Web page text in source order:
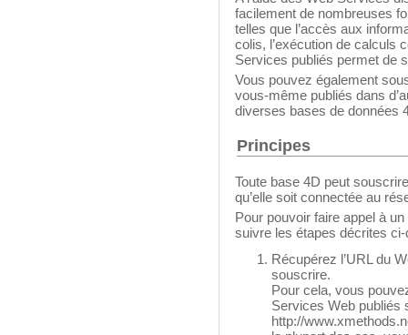
facilement de nombreuses
telles que l’accès aux
colis, l’exécution de calculs
Services publiés permet de
Vous pouvez également
vous-même publiés dans
diverses bases de données
Principes
Toute base 4D peut
qu’elle soit connectée au
Pour pouvoir faire appel à
suivre les étapes décrites
Récupérez l’URL du
souscrire.
Pour cela, vous
Services Web publiés
http://